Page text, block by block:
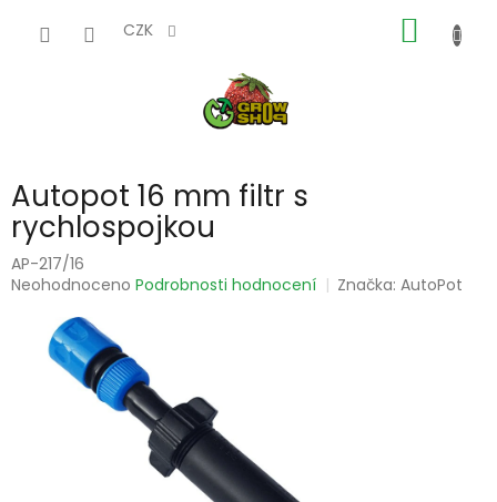
CZK
KOŠÍK
Autopot 16 mm filtr s
rychlospojkou
AP-217/16
Průměrné
produktu
Neohodnoceno Podrobnosti hodnocení Značka:AutoPot